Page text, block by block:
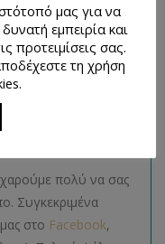
προϊόντα της ίδιας
.
χαρούμε πολύ να σας
Συγκεκριμένα
στο Facebook,
μας για να
εμπειρία και
προτειμίσεις σας.
τη χρήση